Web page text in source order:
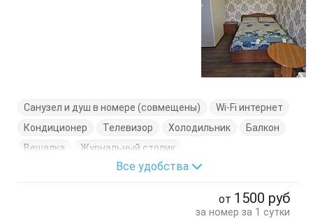
Санузел и душ в номере (совмещены)
Wi-Fi интернет
Кондиционер
Телевизор Холодильник
Балкон
Вешалка
Журнальный столик
Кровать односпальная
Стулья Тумбочки
Все удобства
от 1500 руб
за номер за 1 сутки